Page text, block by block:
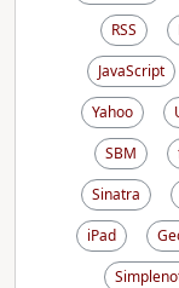
RSS
JavaScript
Yahoo
SBM
Sinatra
iPad